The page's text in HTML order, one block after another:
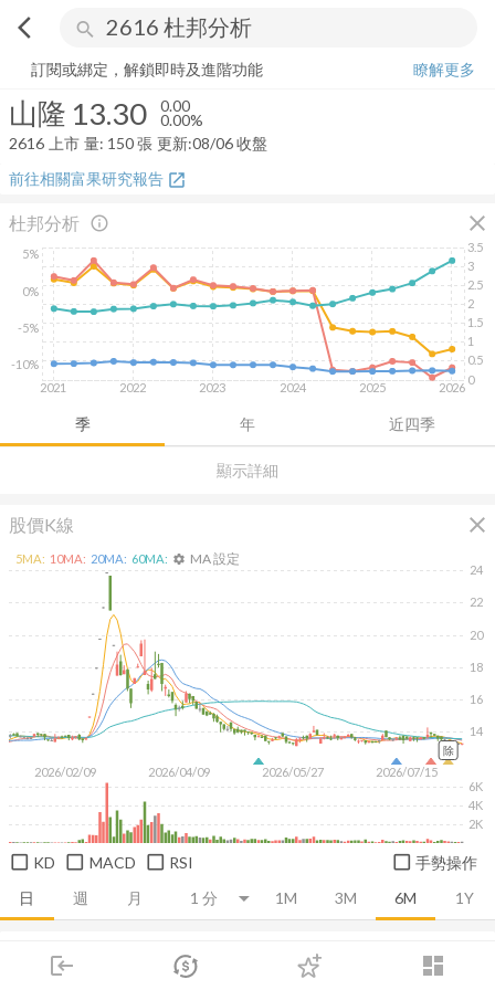
arrow_back_ios search
login dashboard
市場 登入
山隆 13.300.00%
訂閱或綁定，解鎖即時及進階功能
瞭解更多
山隆 13.30 0.00
0.00%
2616 上市 量: 150張 更新:08/06 收盤
前往相關富果研究報告 open_in_new
杜邦分析 close
顯示詳細
info_outline
季 年 近四季
2021 2022 2023 2024 2025 2026
0
0.5
1
1.5
2
2.5
3
3.5
-10%
-5%
0%
5%
股價K線 close
日 週 月 1M 3M 6M 1Y
2026/02/09 2026/04/09 2026/05/27 2026/07/15
14
16
18
20
22
24
2K
4K
6K
5MA: 10MA: 20MA: 60MA: settings MA 設定
除
KD MACD RSI 手勢操作
推薦卡片 消息面 財務報